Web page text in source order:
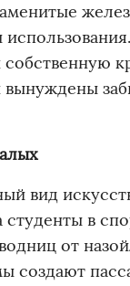
вид
в
от
создают